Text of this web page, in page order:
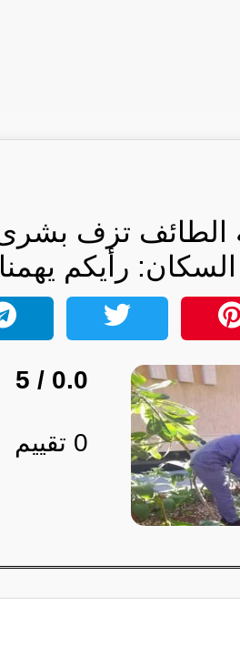
الطائف تزف
السكان: رأيكم يهمنا
0.0
/ 5
0 تقييم